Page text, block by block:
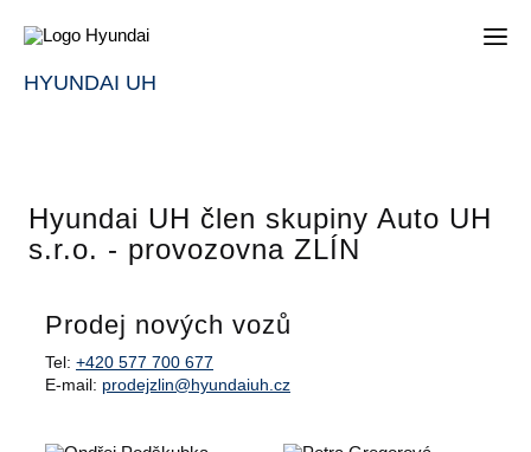
HYUNDAI UH
Hyundai UH člen skupiny Auto UH
s.r.o. - provozovna ZLÍN
Prodej nových vozů
Tel: +420 577 700 677
E-mail: prodejzlin@hyundaiuh.cz